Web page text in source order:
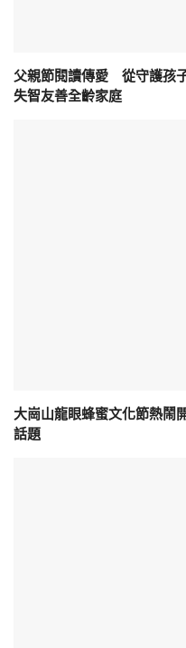
父親節閱讀傳愛 從守護孩
失智友善全齡家庭
大崗山龍眼蜂蜜文化節熱
話題